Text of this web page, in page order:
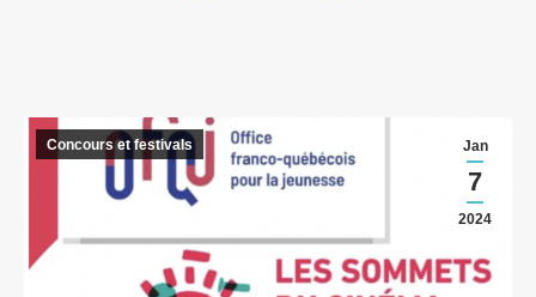
Jan
7
2024
Concours et festivals